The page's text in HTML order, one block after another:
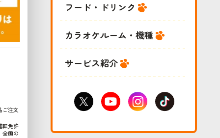
フード・ドリンク
カラオケルーム・機種
サービス紹介
ご注文
転免許
全国の